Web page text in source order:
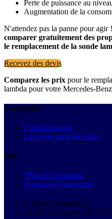
Perte de puissance au
Augmentation de la
N'attendez pas la panne pour agir !
comparer gratuitement des
le remplacement de la sonde
Recevez des devis
Comparez les prix pour le
lambda pour votre Mercedes-
Autobutler
Contactez-nous
La presse parle de nous !
Info
*Prix et économies
À propos d'Autobutler
© 2026 Autobutler.fr
18-26 rue Goubet, 75019